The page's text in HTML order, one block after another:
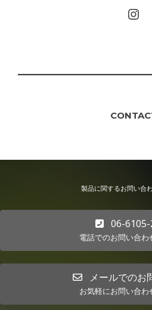
製品に関するお問い合
06-
電話でのお問い合わ
メールでのお
お気軽にお問い合わ